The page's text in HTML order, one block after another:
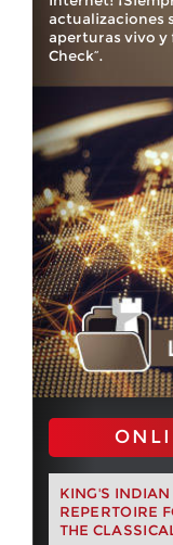
actualizaciones
aperturas vivo y
Check”.
KING'S INDIAN
REPERTOIRE
THE